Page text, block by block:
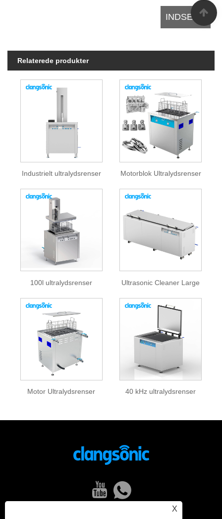
Relaterede produkter
Industrielt ultralydsrenser Motorblok Ultralydsrenser
100l ultralydsrenser Ultrasonic Cleaner Large
Motor Ultralydsrenser 40 kHz ultralydsrenser
X